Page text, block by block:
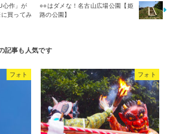
心作」が
買ってみ
○○はダメな！名古山広場公園【姫
路の公園】
フォト フォト